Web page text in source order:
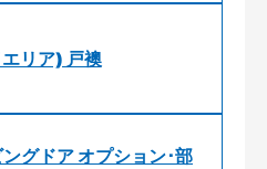
リア) 戸襖
グドア オプション･部